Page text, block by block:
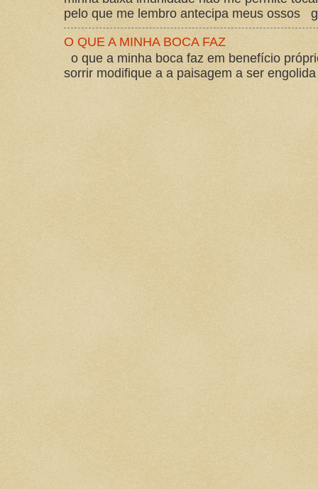
pelo que me lembro antecipa meus ossos
O QUE A MINHA BOCA FAZ
o que a minha boca faz em benefício
sorrir modifique a a paisagem a ser